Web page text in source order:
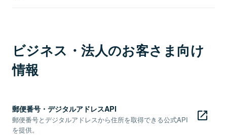
ビジネス・法人のお客さま向け
情報
郵便番号・デジタルアドレスAPI
郵便番号とデジタルアドレスから住所を取得できる公式API
を提供。